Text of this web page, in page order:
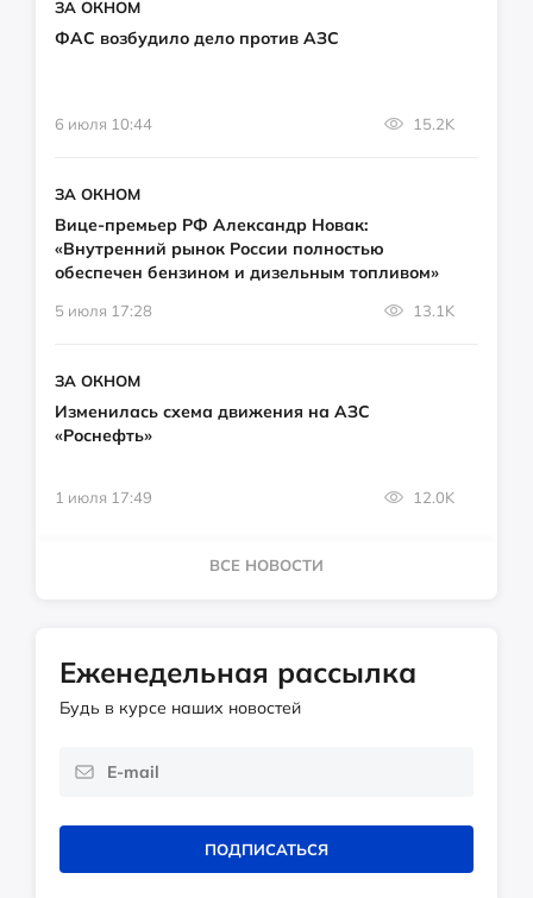
ЗА ОКНОМ
ФАС возбудило дело против АЗС
6 июля 10:44 15.2K
ЗА ОКНОМ
Вице-премьер РФ Александр Новак:
«Внутренний рынок России полностью
обеспечен бензином и дизельным топливом»
5 июля 17:28 13.1K
ЗА ОКНОМ
Изменилась схема движения на АЗС
«Роснефть»
1 июля 17:49 12.0K
ВСЕ НОВОСТИ
Еженедельная рассылка
Будь в курсе наших новостей
ПОДПИСАТЬСЯ